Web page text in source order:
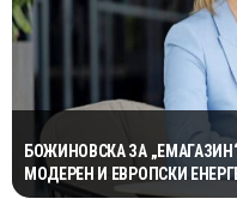
БОЖИНОВСКА ЗА
МОДЕРЕН И ЕВРОПСКИ